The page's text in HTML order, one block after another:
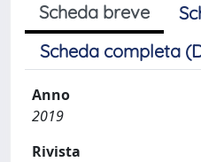
Scheda breve
Scheda completa
Anno
2019
Rivista